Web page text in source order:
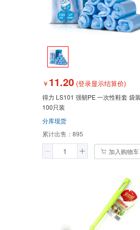
￥ 11.20 (登录显示结算价)
得力 LS101 强韧PE 一次性鞋套 袋装
100只装
分库现货
累计出售： 895
加入购物车